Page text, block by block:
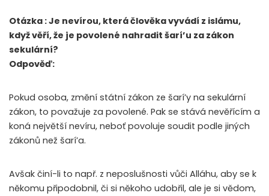
Otázka : Je nevírou, která člověka vyvádí z islámu,
když věří, že je povolené nahradit šarí’u za zákon
sekulární?
Odpověď:
Pokud osoba, změní státní zákon ze šarí’y na sekulární
zákon, to považuje za povolené. Pak se stává nevěřícím a
koná největší nevíru, neboť povoluje soudit podle jiných
zákonů než šarí’a.
Avšak činí-li to např. z neposlušnosti vůči Alláhu, aby se k
někomu připodobnil, či si někoho udobřil, ale je si vědom,